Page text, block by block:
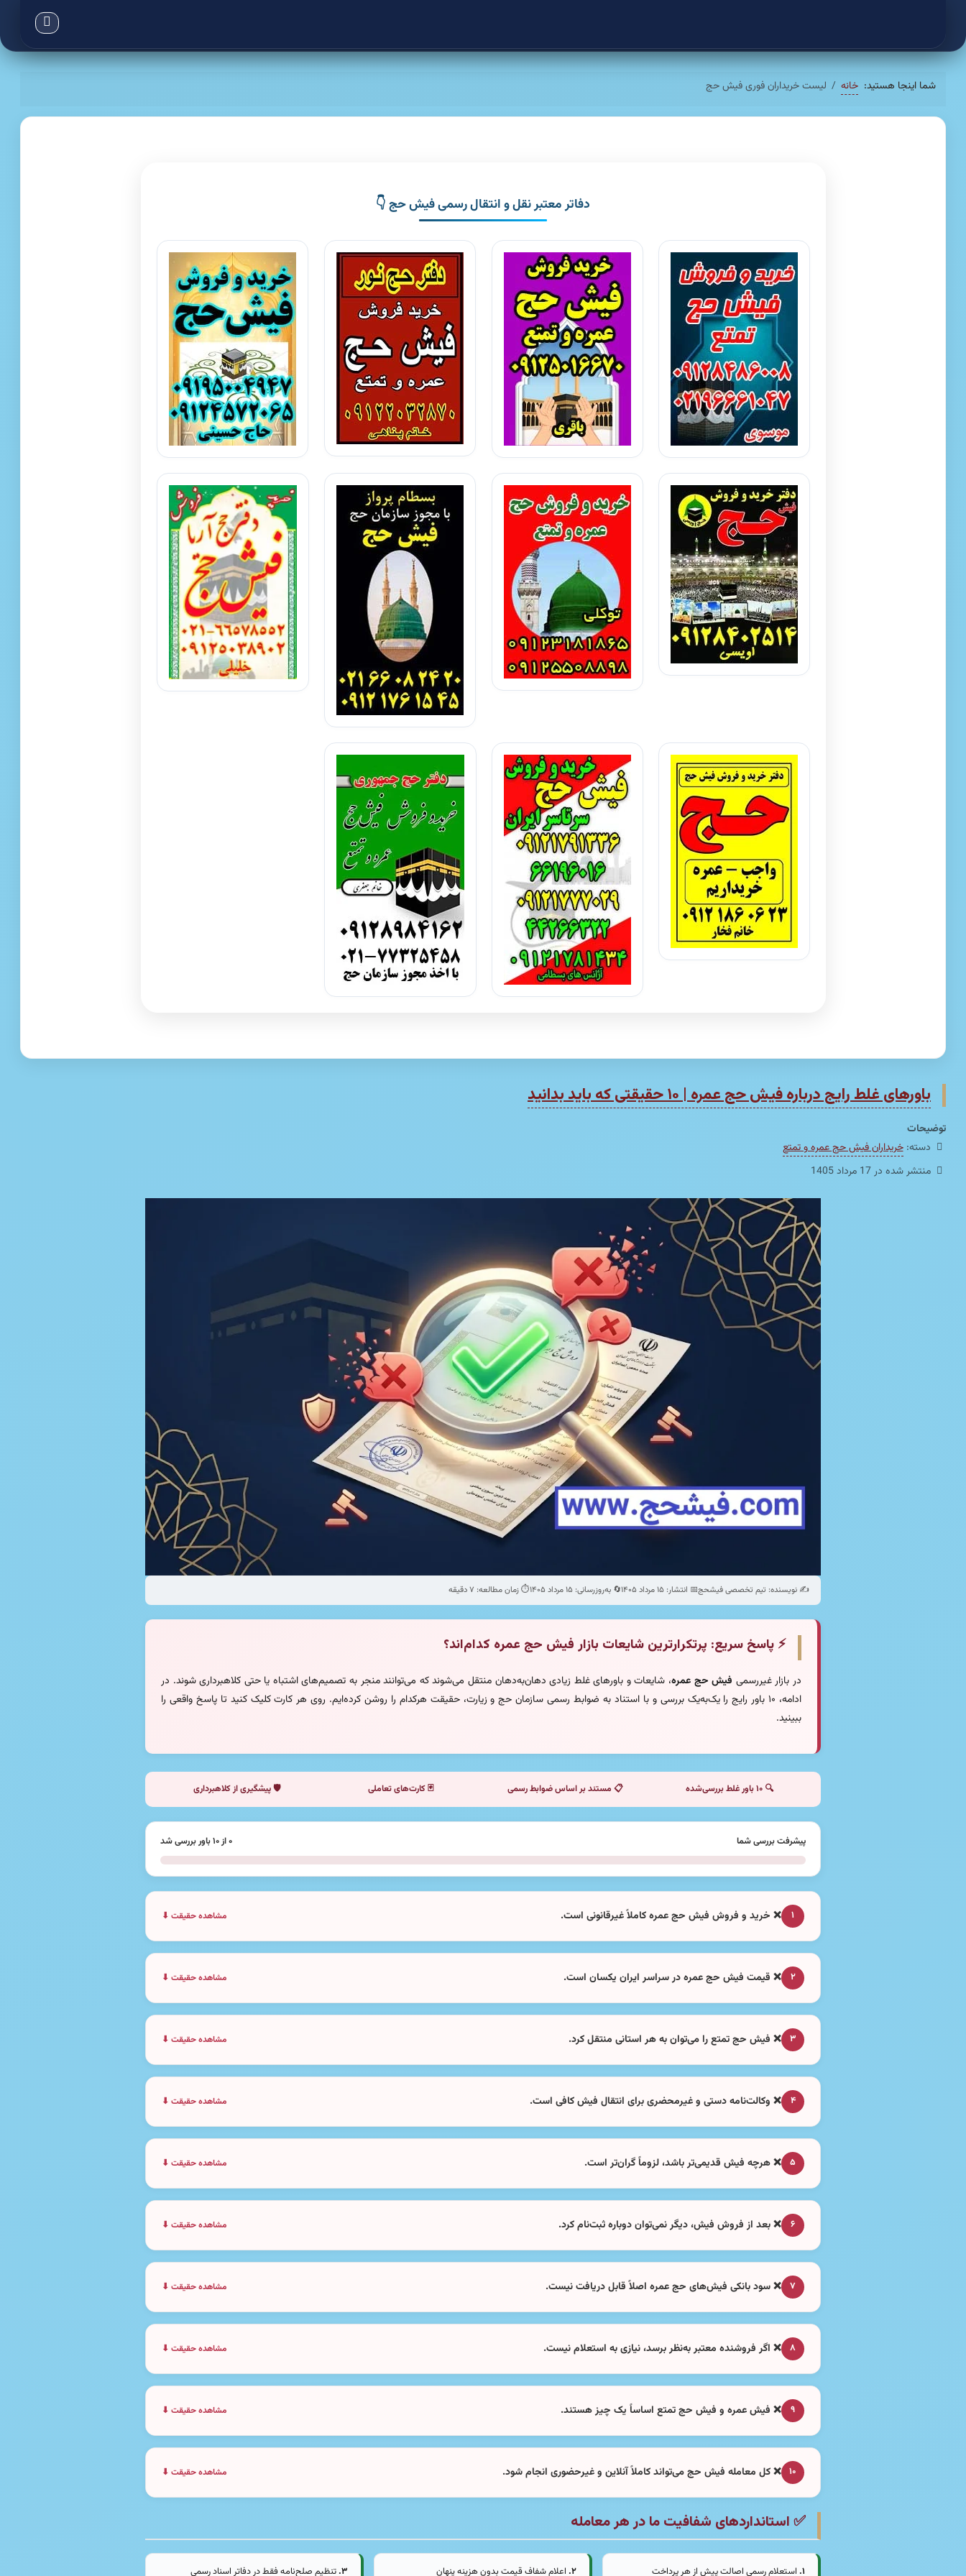
شما اینجا هستید: خانه لیست خریداران فوری فیش حج
دفاتر معتبر نقل و انتقال رسمی فیش حج 👇
باورهای غلط رایج درباره فیش حج عمره | ۱۰ حقیقتی که باید بدانید
توضیحات
دسته:خریداران فیش حج عمره و تمتع
منتشر شده در 17 مرداد 1405
✍️ نویسنده: تیم تخصصی فیشحج📅 انتشار: ۱۵ مرداد ۱۴۰۵ 🔄 به‌روزرسانی: ۱۵ مرداد ۱۴۰۵ ⏱️ زمان مطالعه: ۷ دقیقه
⚡ پاسخ سریع: پرتکرارترین شایعات بازار فیش حج عمره کدام‌اند؟
در بازار غیررسمی فیش حج عمره، شایعات و باورهای غلط زیادی دهان‌به‌دهان منتقل می‌شوند که می‌توانند منجر به تصمیم‌های اشتباه یا حتی کلاهبرداری شوند. در
ادامه، ۱۰ باور رایج را یک‌به‌یک بررسی و با استناد به ضوابط رسمی سازمان حج و زیارت، حقیقت هرکدام را روشن کرده‌ایم. روی هر کارت کلیک کنید تا پاسخ واقعی را
ببینید.
🔍 ۱۰ باور غلط بررسی‌شده 📋 مستند بر اساس ضوابط رسمی 🃏 کارت‌های تعاملی 🛡️ پیشگیری از کلاهبرداری
پیشرفت بررسی شما ۰ از ۱۰ باور بررسی شد
۱ ❌ خرید و فروش فیش حج عمره کاملاً غیرقانونی است. مشاهده حقیقت ⬇
۲ ❌ قیمت فیش حج عمره در سراسر ایران یکسان است. مشاهده حقیقت ⬇
۳ ❌ فیش حج تمتع را می‌توان به هر استانی منتقل کرد. مشاهده حقیقت ⬇
۴ ❌ وکالت‌نامه دستی و غیرمحضری برای انتقال فیش کافی است. مشاهده حقیقت ⬇
۵ ❌ هرچه فیش قدیمی‌تر باشد، لزوماً گران‌تر است. مشاهده حقیقت ⬇
۶ ❌ بعد از فروش فیش، دیگر نمی‌توان دوباره ثبت‌نام کرد. مشاهده حقیقت ⬇
۷ ❌ سود بانکی فیش‌های حج عمره اصلاً قابل دریافت نیست. مشاهده حقیقت ⬇
۸ ❌ اگر فروشنده معتبر به‌نظر برسد، نیازی به استعلام نیست. مشاهده حقیقت ⬇
۹ ❌ فیش عمره و فیش حج تمتع اساساً یک چیز هستند. مشاهده حقیقت ⬇
۱۰ ❌ کل معامله فیش حج می‌تواند کاملاً آنلاین و غیرحضوری انجام شود. مشاهده حقیقت ⬇
✅ استانداردهای شفافیت ما در هر معامله
۱. استعلام رسمی اصالت پیش از هر پرداخت ۲. اعلام شفاف قیمت بدون هزینه پنهان ۳. تنظیم صلح‌نامه فقط در دفاتر اسناد رسمی